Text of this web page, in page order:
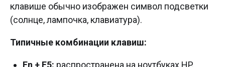
клавише обычно изображен символ подсветки
(солнце, лампочка, клавиатура).
Типичные комбинации клавиш:
Fn + F5: распространена на ноутбуках HP.